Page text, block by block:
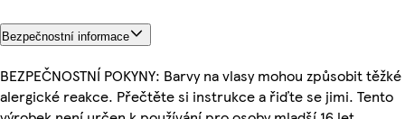
Bezpečnostní informace
BEZPEČNOSTNÍ POKYNY: Barvy na vlasy mohou způsobit těžké
alergické reakce. Přečtěte si instrukce a řiďte se jimi. Tento